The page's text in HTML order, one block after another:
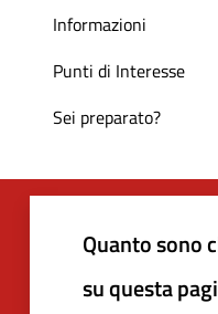
Informazioni
Punti di Interesse
Sei preparato?
Quanto sono
su questa